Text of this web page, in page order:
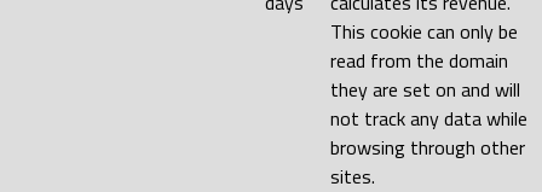
This cookie can only be
read from the domain
they are set on and will
not track any data while
browsing through other
sites.